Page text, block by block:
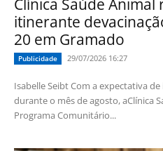
Clínica Saúde
itinerante
20 em Gramado
Publicidade 29/07/2026 16:27
Isabelle Seibt Com a expectativa de imunizar mais de 10 mil animais
durante o mês de agosto, aClínica
Programa Comunitário...